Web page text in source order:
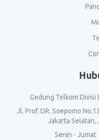
Gedung Telkom
Jl. Prof. DR. Soepomo
Jakarta Selatan,
Senin - Jumat